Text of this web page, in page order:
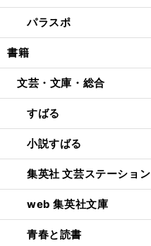
パラスポ
書籍
文芸・文庫・総合
すばる
小説すばる
集英社 文芸ステーション
web 集英社文庫
青春と読書